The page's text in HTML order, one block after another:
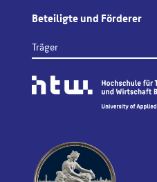
Beteiligte und Förderer
Träger